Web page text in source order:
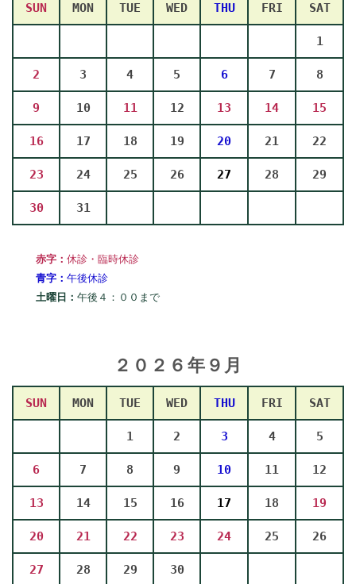
SUN MON TUE WED THU FRI SAT
1
2 3 4 5 6 7 8
9 10 11 12 13 14 15
16 17 18 19 20 21 22
23 24 25 26 27 28 29
30 31
赤字： 休診・臨時休診
青字： 午後休診
土曜日： 午後４：００まで
２０２６年９ 月
SUN MON TUE WED THU FRI SAT
1 2 3 4 5
6 7 8 9 10 11 12
13 14 15 16 17 18 19
20 21 22 23 24 25 26
27 28 29 30